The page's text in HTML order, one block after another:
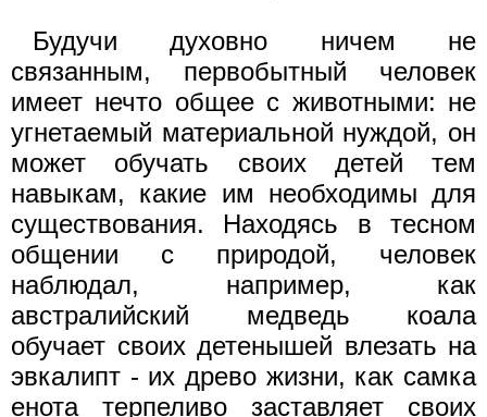
Будучи духовно ничем не
связанным, первобытный человек
имеет нечто общее с животными: не
угнетаемый материальной нуждой, он
может обучать своих детей тем
навыкам, какие им необходимы для
существования. Находясь в тесном
общении с природой, человек
наблюдал, например, как
австралийский медведь коала
обучает своих детенышей влезать на
эвкалипт - их древо жизни, как самка
енота терпеливо заставляет своих